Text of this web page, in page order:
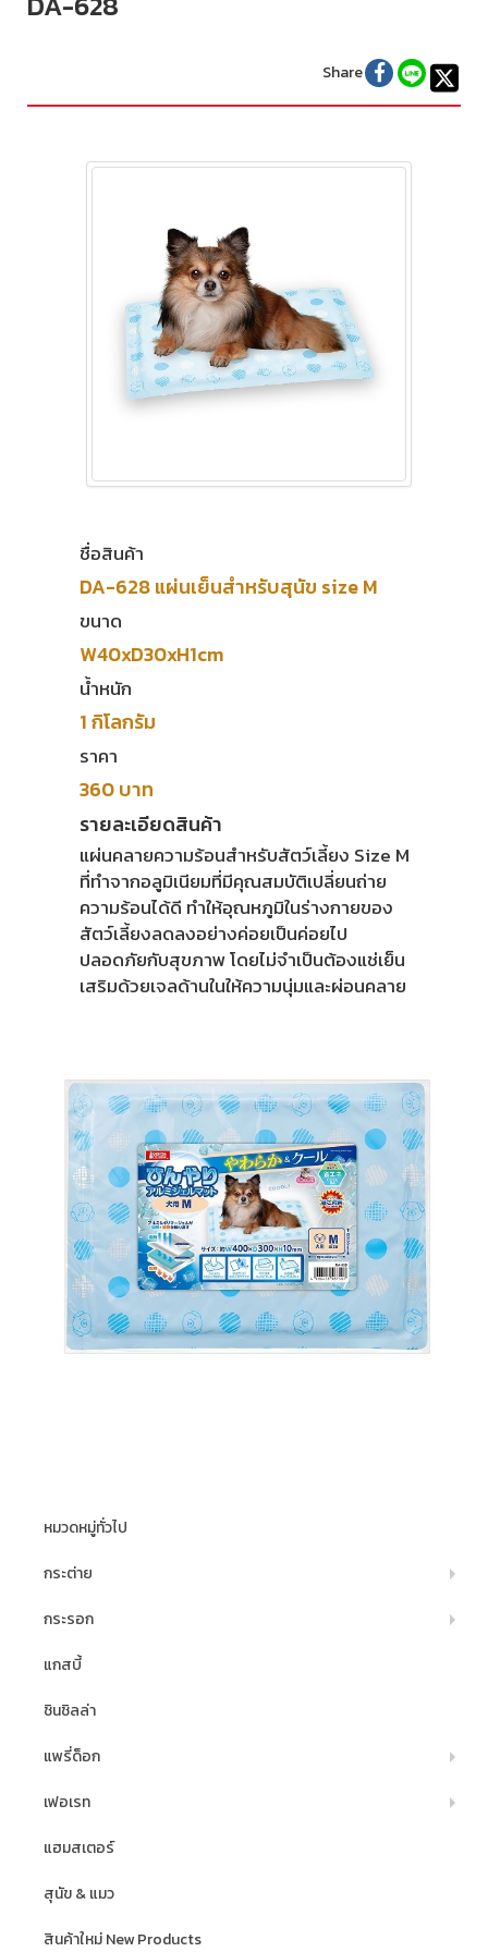
Share
ชื่อสินค้า
DA-628 แผ่นเย็นสำหรับสุนัข size M
ขนาด
W40xD30xH1cm
น้ำหนัก
1 กิโลกรัม
ราคา
360 บาท
รายละเอียดสินค้า
แผ่นคลายความร้อนสำหรับสัตว์เลี้ยง Size M
ที่ทำจากอลูมิเนียมที่มีคุณสมบัติเปลี่ยนถ่าย
ความร้อนได้ดี ทำให้อุณหภูมิในร่างกายของ
สัตว์เลี้ยงลดลงอย่างค่อยเป็นค่อยไป
ปลอดภัยกับสุขภาพ โดยไม่จำเป็นต้องแช่เย็น
เสริมด้วยเจลด้านในให้ความนุ่มและผ่อนคลาย
หมวดหมู่ทั่วไป
กระต่าย
กระรอก
แกสบี้
ชินชิลล่า
แพรี่ด็อก
เฟอเรท
แฮมสเตอร์
สุนัข & แมว
สินค้าใหม่ New Products